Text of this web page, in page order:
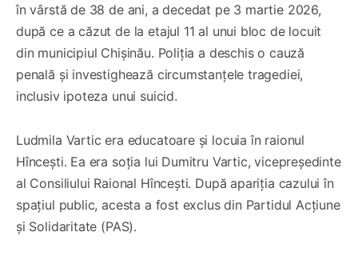
în vârstă de 38 de ani, a decedat pe 3 martie 2026,
după ce a căzut de la etajul 11 al unui bloc de locuit
din municipiul Chișinău. Poliția a deschis o cauză
penală și investighează circumstanțele tragediei,
inclusiv ipoteza unui suicid.
Ludmila Vartic era educatoare și locuia în raionul
Hîncești. Ea era soția lui Dumitru Vartic, vicepreședinte
al Consiliului Raional Hîncești. După apariția cazului în
spațiul public, acesta a fost exclus din Partidul Acțiune
și Solidaritate (PAS).